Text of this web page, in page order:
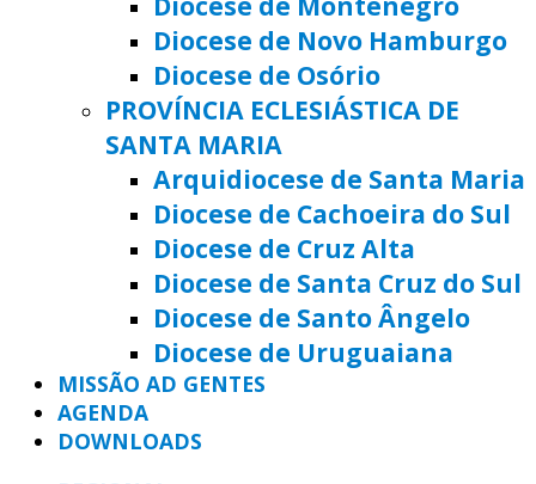
Diocese de Novo Hamburgo
Diocese de Osório
PROVÍNCIA ECLESIÁSTICA DE
SANTA MARIA
Arquidiocese de Santa Maria
Diocese de Cachoeira do Sul
Diocese de Cruz Alta
Diocese de Santa Cruz do Sul
Diocese de Santo Ângelo
Diocese de Uruguaiana
MISSÃO AD GENTES
AGENDA
DOWNLOADS